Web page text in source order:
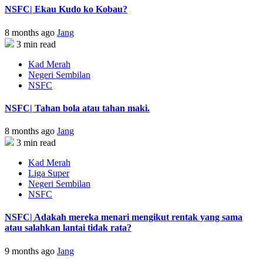
NSFC| Ekau Kudo ko Kobau?
8 months ago Jang
3 min read
Kad Merah
Negeri Sembilan
NSFC
NSFC| Tahan bola atau tahan maki.
8 months ago Jang
3 min read
Kad Merah
Liga Super
Negeri Sembilan
NSFC
NSFC| Adakah mereka menari mengikut rentak yang sama
atau salahkan lantai tidak rata?
9 months ago Jang